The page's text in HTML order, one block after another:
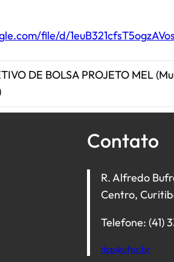
file/d/
DE BOLSA PROJETO MEL
Contato
R. Alfredo
Centro,
Telefone: (41)
itcp@ufpr.br